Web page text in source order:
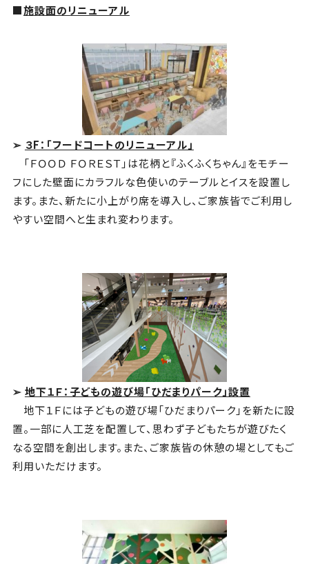
■施設面のリニューアル
➢ ３F：「フードコートのリニューアル」
「ＦＯＯＤ ＦＯＲＥＳＴ」は花柄と『ふくふくちゃん』をモチー
フにした壁面にカラフルな色使いのテーブルとイスを設置し
ます。また、新たに小上がり席を導入し、ご家族皆でご利用し
やすい空間へと生まれ変わります。
➢ 地下１Ｆ：子どもの遊び場「ひだまりパーク」設置
地下１Ｆには子どもの遊び場「ひだまりパーク」を新たに設
置。一部に人工芝を配置して、思わず子どもたちが遊びたく
なる空間を創出します。また、ご家族皆の休憩の場としてもご
利用いただけます。